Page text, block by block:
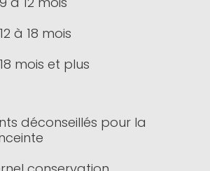
à 18 mois
mois et plus
déconseillés pour la